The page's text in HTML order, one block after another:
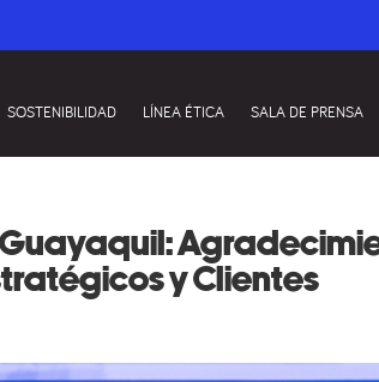
SOSTENIBILIDAD LÍNEA ÉTICA SALA DE PRENSA
y Clientes